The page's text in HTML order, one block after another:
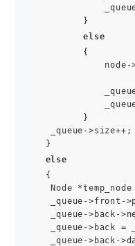
_queue-
}
else
{
node-
_queue-
_queue->back
}
_queue->size++;
}
else
{
Node
_queue->front-
_queue->back-
_queue->back =
_queue->back-